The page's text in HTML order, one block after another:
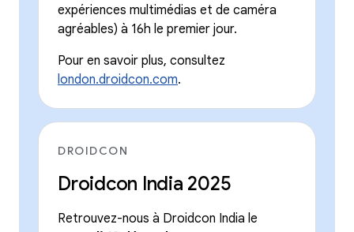
expériences multimédias et de caméra
agréables) à 16h le premier jour.
Pour en savoir plus, consultez
london.droidcon.com.
DROIDCON
Droidcon India 2025
Retrouvez-nous à Droidcon India le